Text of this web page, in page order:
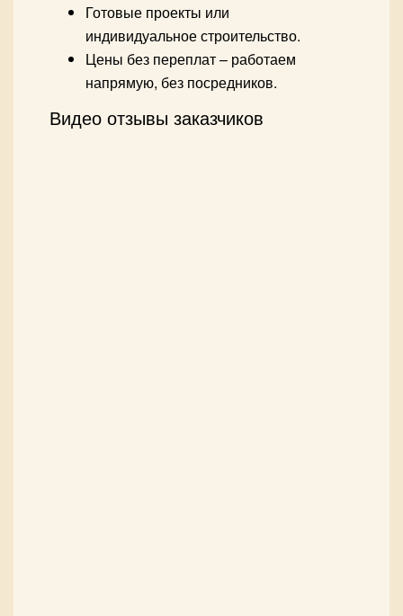
Готовые проекты или
индивидуальное строительство.
Цены без переплат – работаем
напрямую, без посредников.
Видео отзывы заказчиков